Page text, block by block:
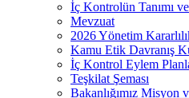
İç Kontrolün Tanımı
Mevzuat
2026 Yönetim
Kamu Etik Davranış
İç Kontrol Eylem
Teşkilat Şeması
Bakanlığımız Misyon